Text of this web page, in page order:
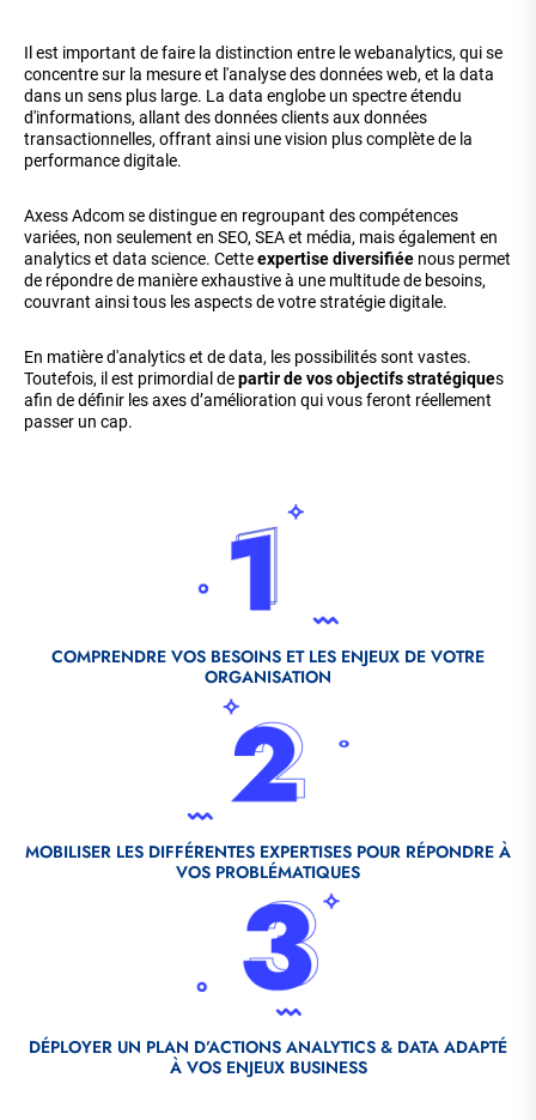
Il est important de faire la distinction entre le webanalytics, qui se
concentre sur la mesure et l'analyse des données web, et la data
dans un sens plus large. La data englobe un spectre étendu
d'informations, allant des données clients aux données
transactionnelles, offrant ainsi une vision plus complète de la
performance digitale.
Axess Adcom se distingue en regroupant des compétences
variées, non seulement en SEO, SEA et média, mais également en
analytics et data science. Cetteexpertise diversifiée nous permet
de répondre de manière exhaustive à une multitude de besoins,
couvrant ainsi tous les aspects de votre stratégie digitale.
En matière d'analytics et de data, les possibilités sont vastes.
Toutefois, il est primordial departir de vos objectifs stratégiques
afin de définir les axes d’amélioration qui vous feront réellement
passer un cap.
COMPRENDRE VOS BESOINS ET LES ENJEUX DE VOTRE
ORGANISATION
Fichier
source
MOBILISER LES DIFFÉRENTES EXPERTISES POUR RÉPONDRE À
VOS PROBLÉMATIQUES
DÉPLOYER UN PLAN D’ACTIONS ANALYTICS & DATA ADAPTÉ
À VOS ENJEUX BUSINESS